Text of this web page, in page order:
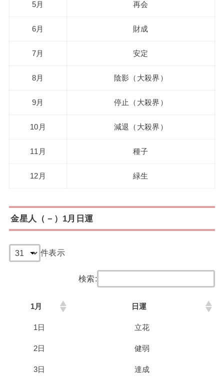
5月 再会
6月 財成
7月 安定
8月 陰影（大殺界）
9月 停止（大殺界）
10月 減退（大殺界）
11月 種子
12月 緑生
金星人（－）1月日運
件表示
検索:
1月 日運
1日 立花
2日 健弱
3日 達成